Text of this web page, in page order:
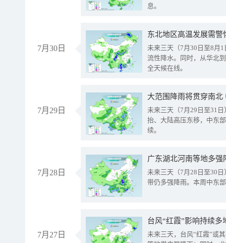
息。
7月30日
东北地区高温发展需
未来三天（7月30日至8月
流性降水。同时，从华北
全天候在线。
7月29日
大范围降雨将贯穿南
未来三天（7月29日至31
抬、大陆高压东移，中东
续。
7月28日
广东湖北河南等地多
未来三天（7月28日至30
带仍多强降雨。本周中东
7月27日
台风“红霞”影响持续
未来三天，台风“红霞”或